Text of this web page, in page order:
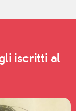
iscritti al